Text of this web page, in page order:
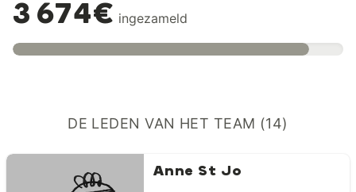
3 674€ ingezameld
DE LEDEN VAN HET TEAM (14)
Anne St Jo